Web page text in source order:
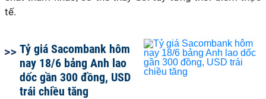
tế.
Tỷ giá Sacombank hôm
nay 18/6 bảng Anh lao
dốc gần 300 đồng, USD
trái chiều tăng